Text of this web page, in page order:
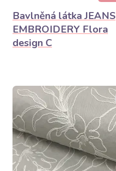
Bavlněná látka JEANS
EMBROIDERY Flora
design C